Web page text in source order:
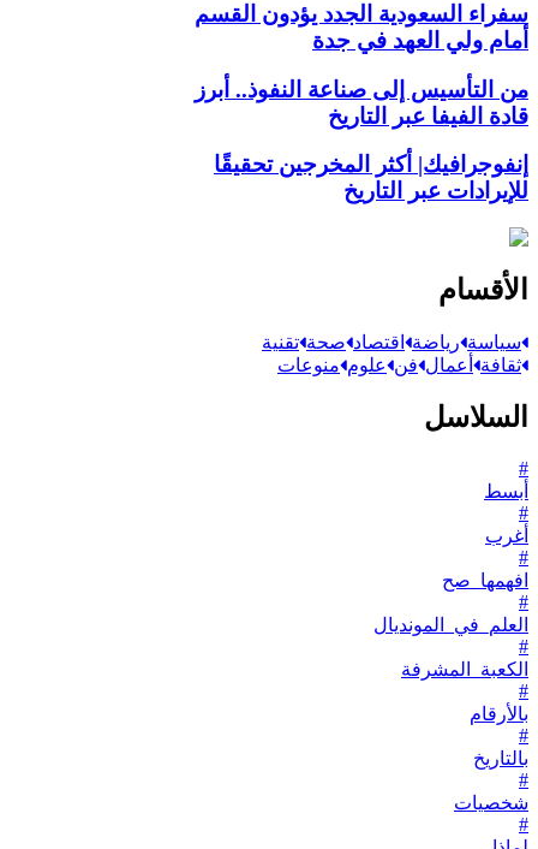
سفراء السعودية الجدد يؤدون القسم
أمام ولي العهد في جدة
من التأسيس إلى صناعة النفوذ.. أبرز
قادة الفيفا عبر التاريخ
إنفوجرافيك| أكثر المخرجين تحقيقًا
للإيرادات عبر التاريخ
الأقسام
سياسة رياضة اقتصاد صحة تقنية
ثقافة أعمال فن علوم منوعات
السلاسل
#
أبسط
#
أغرب
#
افهمها_صح
#
العلم_في_المونديال
#
الكعبة_المشرفة
#
بالأرقام
#
بالتاريخ
#
شخصيات
#